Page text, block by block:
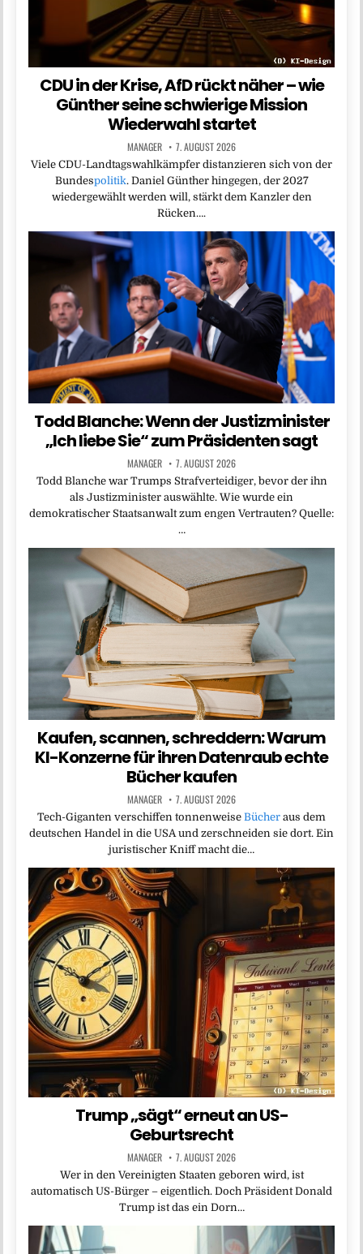
CDU in der Krise, AfD rückt näher – wie
Günther seine schwierige Mission
Wiederwahl startet
MANAGER 7. AUGUST 2026
Viele CDU-Landtagswahlkämpfer distanzieren sich von der
Bundespolitik. Daniel Günther hingegen, der 2027
wiedergewählt werden will, stärkt dem Kanzler den
Rücken….
Todd Blanche: Wenn der Justizminister
„Ich liebe Sie“ zum Präsidenten sagt
MANAGER 7. AUGUST 2026
Todd Blanche war Trumps Strafverteidiger, bevor der ihn
als Justizminister auswählte. Wie wurde ein
demokratischer Staatsanwalt zum engen Vertrauten? Quelle:
…
Kaufen, scannen, schreddern: Warum
KI-Konzerne für ihren Datenraub echte
Bücher kaufen
MANAGER 7. AUGUST 2026
Tech-Giganten verschiffen tonnenweise Bücher aus dem
deutschen Handel in die USA und zerschneiden sie dort. Ein
juristischer Kniff macht die…
Trump „sägt“ erneut an US-
Geburtsrecht
MANAGER 7. AUGUST 2026
Wer in den Vereinigten Staaten geboren wird, ist
automatisch US-Bürger – eigentlich. Doch Präsident Donald
Trump ist das ein Dorn…